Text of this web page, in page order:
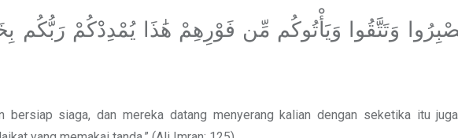
وَتَتَّقُوا وَيَأْتُوكُم مِّن فَوْرِهِمْ هَٰذَا يُمْدِدْكُمْ رَبُّكُم
bersiap siaga, dan mereka datang menyerang kalian dengan seketika itu